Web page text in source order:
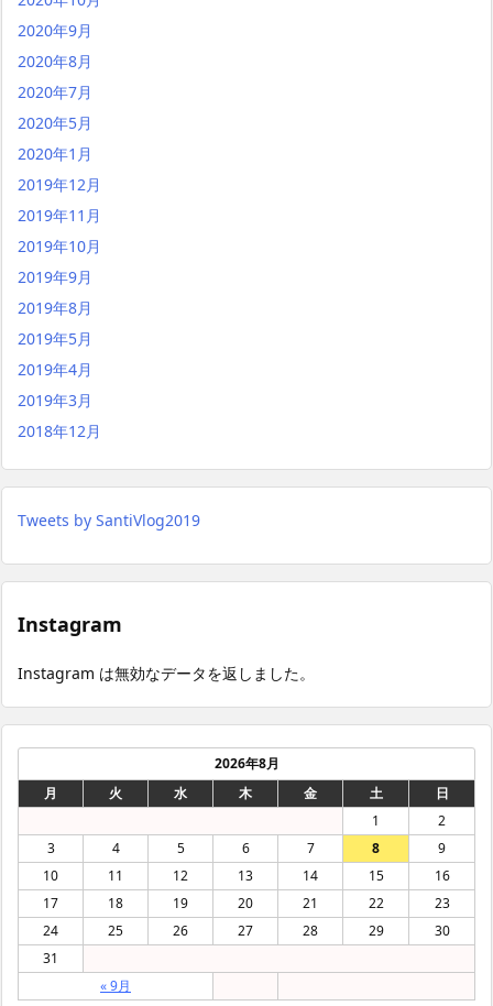
2020年9月
2020年8月
2020年7月
2020年5月
2020年1月
2019年12月
2019年11月
2019年10月
2019年9月
2019年8月
2019年5月
2019年4月
2019年3月
2018年12月
Tweets by SantiVlog2019
Instagram
Instagram は無効なデータを返しました。
2026年8月
月
火 水 木 金 土 日
« 9月
1
2
3
4 5 6 7 8
9
10
11 12 13 14 15
16
17
18 19 20 21 22
23
24
25 26 27 28 29
30
31